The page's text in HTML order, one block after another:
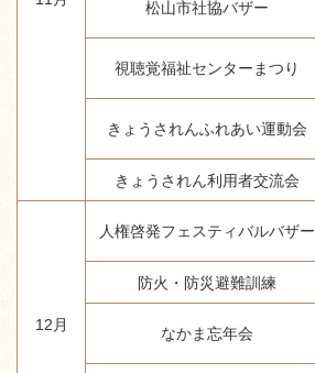
松山市社協バザー
視聴覚福祉センターまつり
きょうされんふれあい運動会
きょうされん利用者交流会
12月
人権啓発フェスティバルバザー
防火・防災避難訓練
なかま忘年会